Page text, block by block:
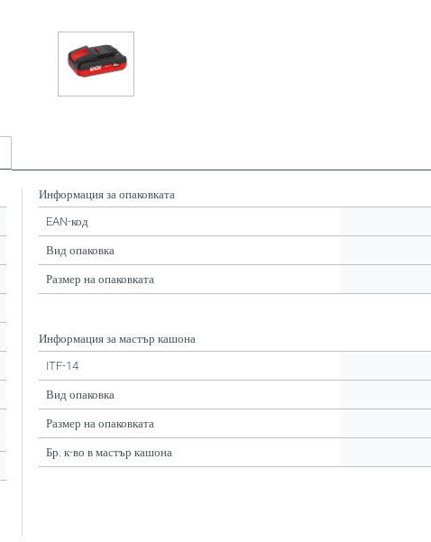
Информация за опаковката
EAN-код
Вид опаковка
Размер на опаковката
Информация за мастър кашона
ITF-14
Вид опаковка
Размер на опаковката
Бр. к-во в мастър кашона